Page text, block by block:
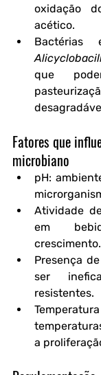
oxidação
acético.
Bactérias
que
Fatores que
microbiano
pH:
Atividade
em
crescimento.
Presença
ser
resistentes.
a